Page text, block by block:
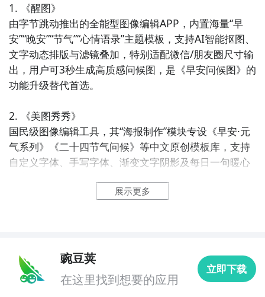
1. 《醒图》
由字节跳动推出的全能型图像编辑APP，内置海量“早
安”“晚安”“节气”“心情语录”主题模板，支持AI智能抠图、
文字动态排版与滤镜叠加，特别适配微信/朋友圈尺寸输
出，用户可3秒生成高质感问候图，是《早安问候图》的
功能升级替代首选。
2. 《美图秀秀》
国民级图像编辑工具，其“海报制作”模块专设《早安·元
气系列》《二十四节气问候》等中文原创模板库，支持
自定义字体、手写字体、渐变文字阴影及每日一句暖心
量“晨光”“窗台咖啡”“手账风问候”专属滤镜与贴纸，文字
排版支持手写笔迹模拟与复古打字机动画，适合制作有
温度、有故事感的个性化早安图。
展示更多
豌豆荚
在这里找到想要的应用
立即下载